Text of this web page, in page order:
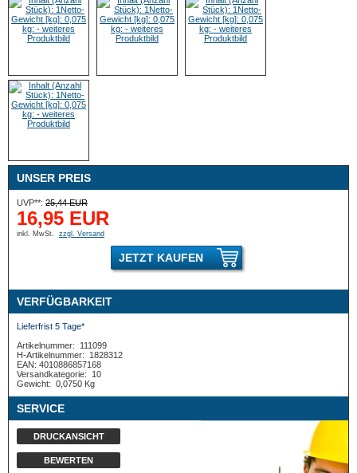
UNSER PREIS
UVP**: 25,44 EUR
16,95 EUR
inkl. MwSt. zzgl. Versand
JETZT KAUFEN
VERFÜGBARKEIT
Lieferfrist 5 Tage*
Artikelnummer:
111099
H-Artikelnummer:
1828312
EAN: 4010886857168
Versandkategorie:
10
Gewicht: 0,0750 Kg
SERVICE
DRUCKANSICHT
BEWERTEN